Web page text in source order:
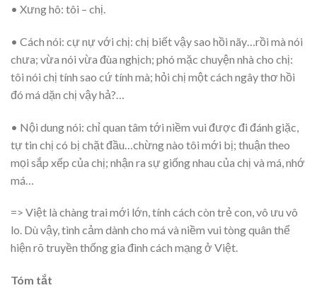
• Xưng hô: tôi – chị.
• Cách nói: cự nự với chị: chị biết vậy sao hồi nãy…rồi mà nói
chưa; vừa nói vừa đùa nghịch; phó mặc chuyện nhà cho chị:
tôi nói chị tính sao cứ tính mà; hỏi chị một cách ngây thơ hồi
đó má dặn chị vậy hả?…
• Nội dung nói: chỉ quan tâm tới niềm vui được đi đánh giặc,
tự tin chị có bị chặt đầu…chừng nào tôi mới bị; thuận theo
mọi sắp xếp của chị; nhận ra sự giống nhau của chị và má, nhớ
má…
=> Việt là chàng trai mới lớn, tính cách còn trẻ con, vô ưu vô
lo. Dù vậy, tình cảm dành cho má và niềm vui tòng quân thể
hiện rõ truyền thống gia đình cách mạng ở Việt.
Tóm tắt